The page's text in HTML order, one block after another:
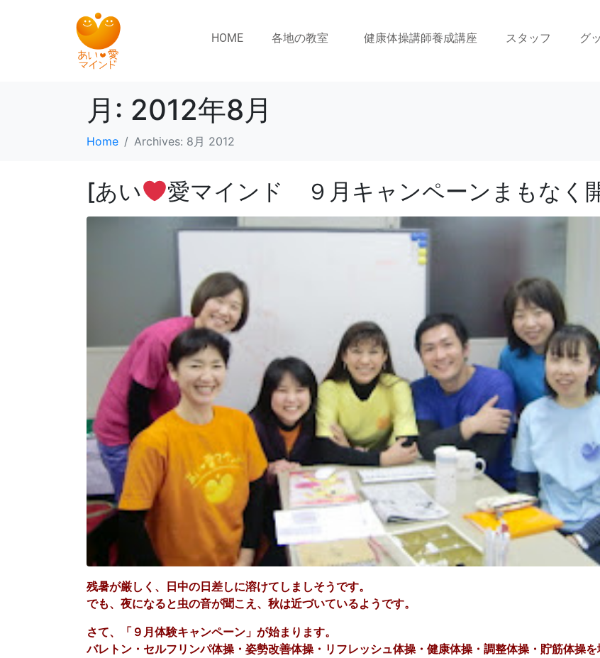
HOME 各地の教室 健康体操講師養成講座 スタッフ グ
月: 2012年8月
Home Archives: 8月 2012
[あい 愛マインド ９月キャンペーンまもなく
残暑が厳しく、日中の日差しに溶けてしましそうです。
でも、夜になると虫の音が聞こえ、秋は近づいているようです。
さて、「９月体験キャンペーン」が始まります。
バレトン・セルフリンパ体操・姿勢改善体操・リフレッシュ体操・健康体操・調整体操・貯筋体操を